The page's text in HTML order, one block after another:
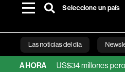
Seleccione un país
Las noticias del día
AHORA
ganó US$34 millones pero no